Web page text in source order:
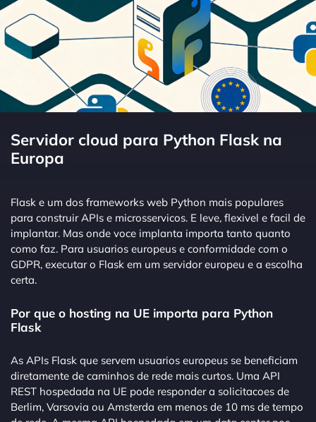
Servidor cloud para Python Flask na
Europa
Flask e um dos frameworks web Python mais populares
para construir APIs e microsservicos. E leve, flexivel e facil de
implantar. Mas onde voce implanta importa tanto quanto
como faz. Para usuarios europeus e conformidade com o
GDPR, executar o Flask em um servidor europeu e a escolha
certa.
Por que o hosting na UE importa para Python
Flask
As APIs Flask que servem usuarios europeus se beneficiam
diretamente de caminhos de rede mais curtos. Uma API
REST hospedada na UE pode responder a solicitacoes de
Berlim, Varsovia ou Amsterda em menos de 10 ms de tempo